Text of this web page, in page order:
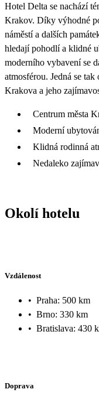
30
2 279
Hotel Delta se nachází
Krakov. Díky výhodné
náměstí a dalších
hledají pohodlí a klidné
moderního vybavení se
atmosférou. Jedná se
Krakova a jeho
Centrum města
Moderní
Klidná rodinná
Nedaleko
Okolí hotelu
Vzdálenost
• Praha: 500 km
• Brno: 330 km
• Bratislava: 430
Doprava